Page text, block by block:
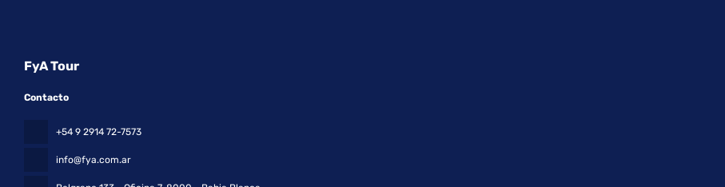
FyA Tour
Contacto
+54 9 2914 72-7573
info@fya.com.ar